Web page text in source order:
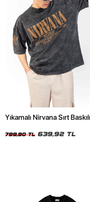
Yıkamalı Nirvana Sırt Baskılı
799,90 TL 639,92 TL